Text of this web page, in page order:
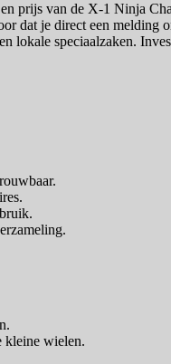
prijs van de X-1 Ninja
dat je direct een
lokale speciaalzaken.
kleine wielen.